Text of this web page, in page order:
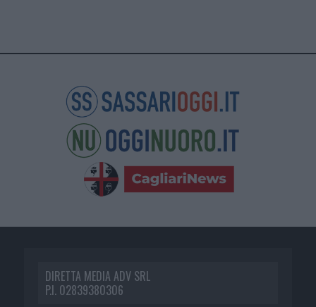
DIRETTA MEDIA ADV SRL
P.I. 02839380306